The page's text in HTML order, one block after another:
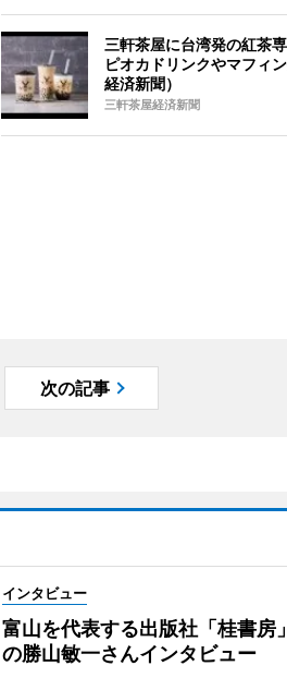
三軒茶屋に台湾発の紅茶
ピオカドリンクやマフィ
経済新聞）
三軒茶屋経済新聞
次の記事
インタビュー
富山を代表する出版社「桂書
の勝山敏一さんインタビュー